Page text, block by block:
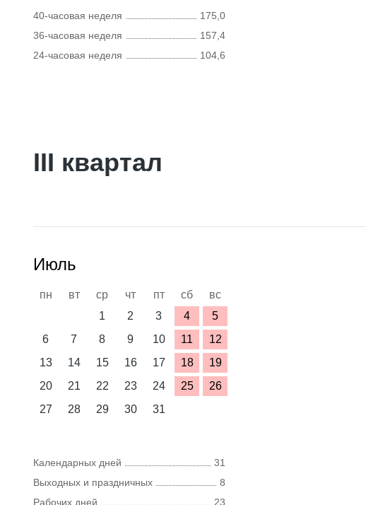
40-часовая неделя
175,0
36-часовая неделя
157,4
24-часовая неделя
104,6
III квартал
Июль
пн вт ср чт пт сб
вс
1
2 3 4
5
6
7 8 9 10 11
12
13
14 15 16 17 18
19
20
21 22 23 24 25
26
27
28 29 30 31
Календарных дней
31
Выходных и праздничных
8
Рабочих дней
23